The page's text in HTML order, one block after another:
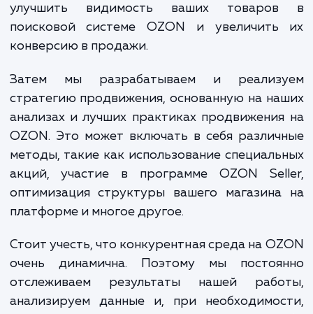
преимущества ваших товаров, понять,
стратегии продвижения могут быть
эффективными, и выявить
проблемы или препятствия.
оптимизацией карточек
гарантируем, что они
информативное, привлекательное и
ориентированное описание, которое
улучшить видимость ваших
поисковой системе OZON и
конверсию в продажи.
Затем мы разрабатываем и